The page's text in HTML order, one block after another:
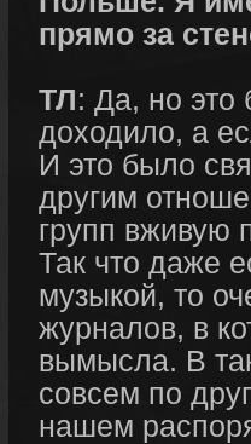
прямо за
ТЛ: Да, но это
доходило, а
И это было
другим
групп вживую
Так что даже
музыкой, то
журналов, в
вымысла. В
совсем по
нашем